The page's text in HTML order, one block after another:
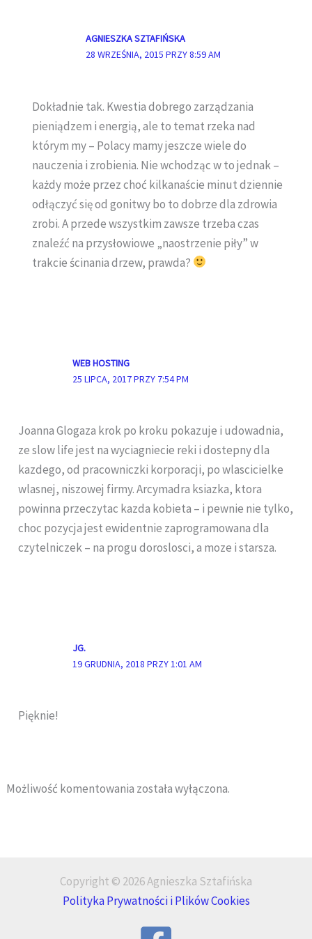
AGNIESZKA SZTAFIŃSKA
28 WRZEŚNIA, 2015 PRZY 8:59 AM
Dokładnie tak. Kwestia dobrego zarządzania
pieniądzem i energią, ale to temat rzeka nad
którym my – Polacy mamy jeszcze wiele do
nauczenia i zrobienia. Nie wchodząc w to jednak –
każdy może przez choć kilkanaście minut dziennie
odłączyć się od gonitwy bo to dobrze dla zdrowia
zrobi. A przede wszystkim zawsze trzeba czas
znaleźć na przysłowiowe „naostrzenie piły” w
trakcie ścinania drzew, prawda?
WEB HOSTING
25 LIPCA, 2017 PRZY 7:54 PM
Joanna Glogaza krok po kroku pokazuje i udowadnia,
ze slow life jest na wyciagniecie reki i dostepny dla
kazdego, od pracowniczki korporacji, po wlascicielke
wlasnej, niszowej firmy. Arcymadra ksiazka, ktora
powinna przeczytac kazda kobieta – i pewnie nie tylko,
choc pozycja jest ewidentnie zaprogramowana dla
czytelniczek – na progu doroslosci, a moze i starsza.
JG.
19 GRUDNIA, 2018 PRZY 1:01 AM
Pięknie!
Możliwość komentowania została wyłączona.
Copyright © 2026 Agnieszka Sztafińska
Polityka Prywatności i Plików Cookies